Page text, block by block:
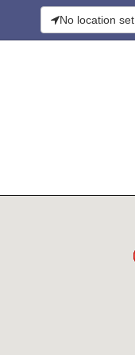
No location set